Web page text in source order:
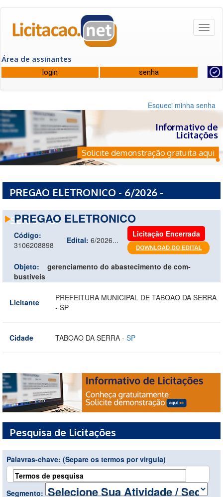
Área de assinantes
Esqueci minha senha
Informativo de
Licitações
Solicite demonstração gratuita aqui
PREGAO ELETRONICO - 6/2026 -
SERRA - SP
PREGAO ELETRONICO
Código:
3106208898
Edital: 6/2026...
Licitação Encerrada
Objeto:
gerenciamento do abastecimento de com-
bustiveis
Licitante
PREFEITURA MUNICIPAL DE TABOAO DA SERRA
- SP
Cidade TABOAO DA SERRA - SP
Pesquisa de Licitações
Palavras-chave: (Separe os termos por virgula)
Segmento: